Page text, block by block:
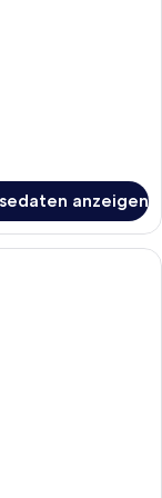
anzeigen
mit Fluss, Brücken